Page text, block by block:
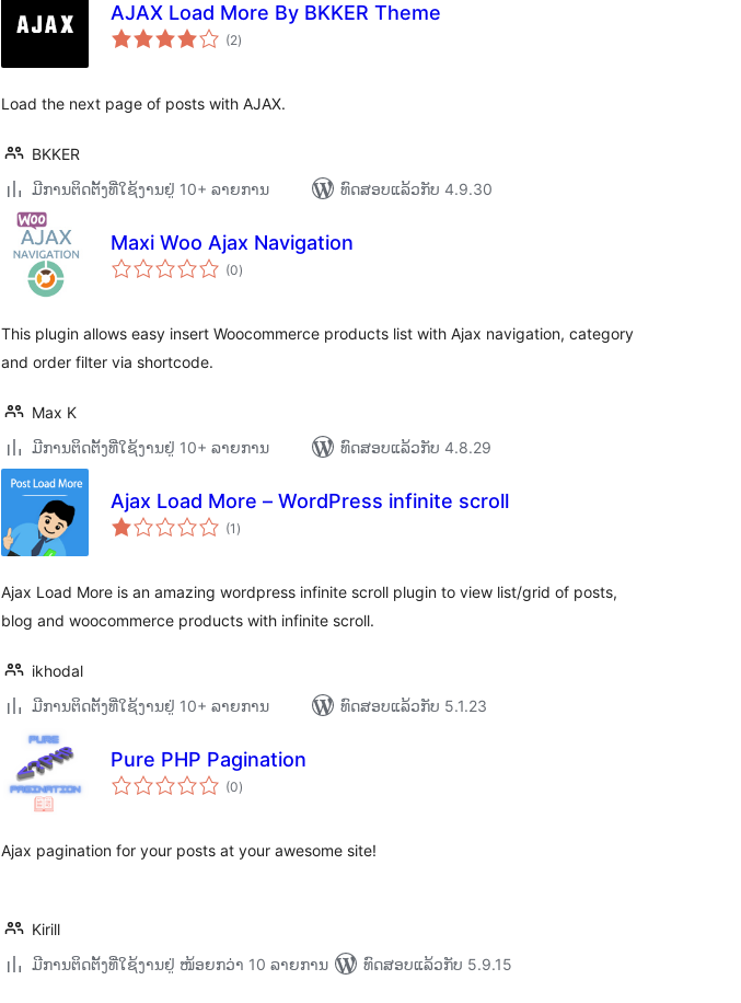
AJAX Load More By BKKER Theme
(2ຄະແນນ
ທັງໝົດ
)
Load the next page of posts with AJAX.
BKKER
ມີການຕິດຕັ້ງທີ່ໃຊ້ງານຢູ່ 10+ ລາຍການ
ທົດສອບແລ້ວກັບ 4.9.30
Maxi Woo Ajax Navigation
(0ຄະແນນ
ທັງໝົດ
)
This plugin allows easy insert Woocommerce products list with Ajax navigation, category
and order filter via shortcode.
Max K
ມີການຕິດຕັ້ງທີ່ໃຊ້ງານຢູ່ 10+ ລາຍການ
ທົດສອບແລ້ວກັບ 4.8.29
Ajax Load More – WordPress infinite scroll
(1 ຄະແນນ
ທັງໝົດ
)
Ajax Load More is an amazing wordpress infinite scroll plugin to view list/grid of posts,
blog and woocommerce products with infinite scroll.
ikhodal
ມີການຕິດຕັ້ງທີ່ໃຊ້ງານຢູ່ 10+ ລາຍການ
ທົດສອບແລ້ວກັບ 5.1.23
Pure PHP Pagination
(0ຄະແນນ
ທັງໝົດ
)
Ajax pagination for your posts at your awesome site!
Kirill
ມີການຕິດຕັ້ງທີ່ໃຊ້ງານຢູ່ ໜ້ອຍກວ່າ 10 ລາຍການ
ທົດສອບແລ້ວກັບ 5.9.15